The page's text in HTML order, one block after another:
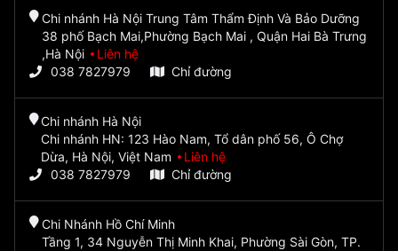
Chi nhánh Hà Nội Trung Tâm Thẩm Định Và Bảo Dưỡng
38 phố Bạch Mai,Phường Bạch Mai , Quận Hai Bà Trưng
,Hà Nội
Liên hệ
038 7827979
Chỉ đường
Chi nhánh Hà Nội
Chi nhánh HN: 123 Hào Nam, Tổ dân phố 56, Ô Chợ
Dừa, Hà Nội, Việt Nam
Liên hệ
038 7827979
Chỉ đường
Chi Nhánh Hồ Chí Minh
Tầng 1, 34 Nguyễn Thị Minh Khai, Phường Sài Gòn, TP.